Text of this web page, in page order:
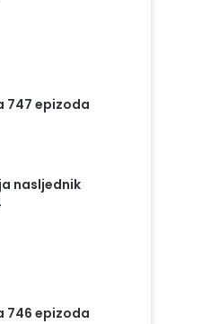
747 epizoda
nasljednik
746 epizoda